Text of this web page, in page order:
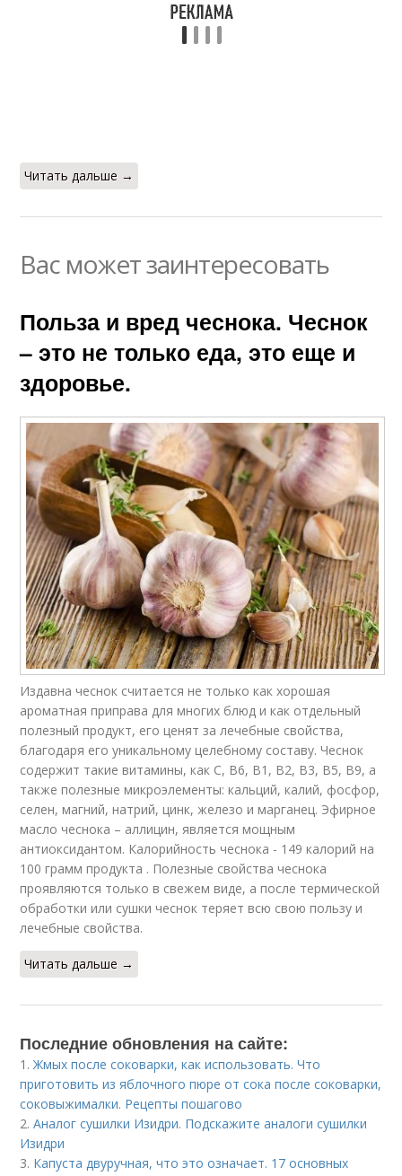
Читать дальше →
Вас может заинтересовать
Польза и вред чеснока. Чеснок
– это не только еда, это еще и
здоровье.
Издавна чеснок считается не только как хорошая
ароматная приправа для многих блюд и как отдельный
полезный продукт, его ценят за лечебные свойства,
благодаря его уникальному целебному составу. Чеснок
содержит такие витамины, как C, B6, B1, B2, B3, B5, B9, а
также полезные микроэлементы: кальций, калий, фосфор,
селен, магний, натрий, цинк, железо и марганец. Эфирное
масло чеснока – аллицин, является мощным
антиоксидантом. Калорийность чеснока - 149 калорий на
100 грамм продукта . Полезные свойства чеснока
проявляются только в свежем виде, а после термической
обработки или сушки чеснок теряет всю свою пользу и
лечебные свойства.
Читать дальше →
Последние обновления на сайте:
1.Жмых после соковарки, как использовать. Что
приготовить из яблочного пюре от сока после соковарки,
соковыжималки. Рецепты пошагово
2.Аналог сушилки Изидри. Подскажите аналоги сушилки
Изидри
3. Капуста двуручная, что это означает. 17 основных